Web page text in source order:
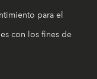
para el
con los fines de